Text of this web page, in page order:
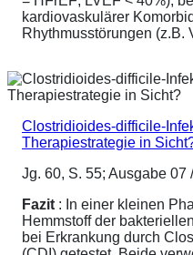
kardiovaskulärer
Rhythmusstörungen (z.B.
Clostridioides-difficile-
Therapiestrategie in
Jg. 60, S. 55; Ausgabe 07
Fazit : In einer kleinen
Hemmstoff der
bei Erkrankung durch